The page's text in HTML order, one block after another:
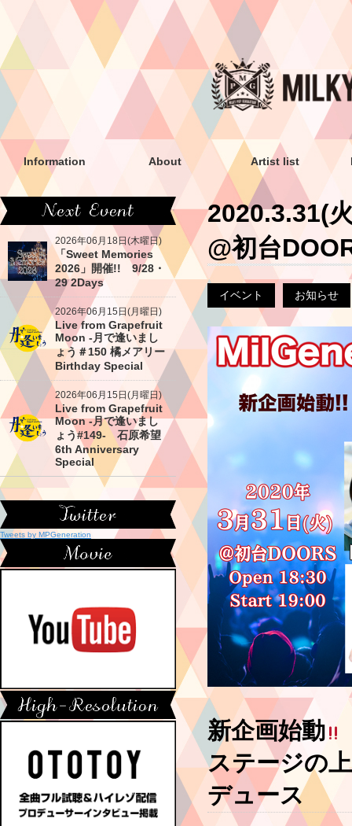
Information About Artist list
2020.3.31(
@初台
イベント お知らせ
新企画始動
ステージの
デュース
2026年06月18日(木曜日)
「Sweet Memories
2026」開催!! 9/28・
29 2Days
2026年06月15日(月曜日)
Live from Grapefruit
Moon -月で逢いまし
ょう＃150 橘メアリー
Birthday Special
2026年06月15日(月曜日)
Live from Grapefruit
Moon -月で逢いまし
ょう#149- 石原希望
6th Anniversary
Special
Tweets by MPGeneration